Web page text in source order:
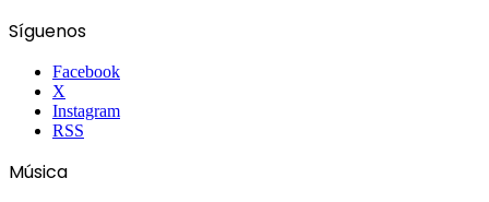
Síguenos
Facebook
X
Instagram
RSS
Música